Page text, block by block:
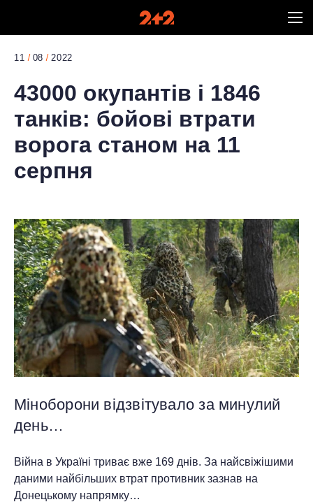
11 08 2022
43000 окупантів і 1846
танків: бойові втрати
ворога станом на 11
серпня
Міноборони відзвітувало за минулий
день…
Війна в Україні триває вже 169 днів. За найсвіжішими
даними найбільших втрат противник зазнав на
Донецькому напрямку…